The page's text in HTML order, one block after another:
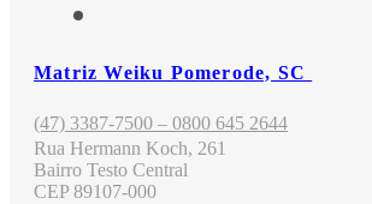
Matriz Weiku Pomerode, SC
(47) 3387-7500 – 0800 645 2644
Rua Hermann Koch, 261
Bairro Testo Central
CEP 89107-000